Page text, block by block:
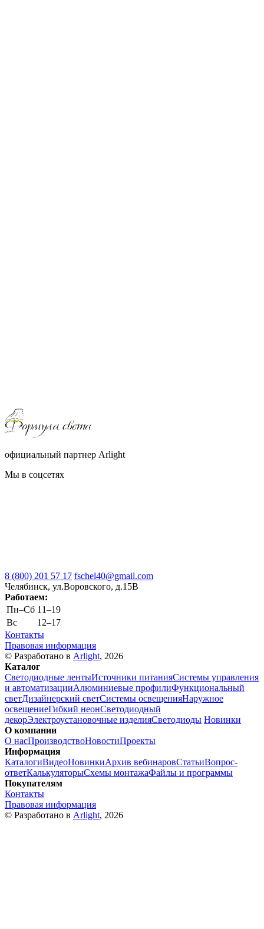
официальный партнер Arlight
Мы в соцсетях
8 (800) 201 57 17 fschel40@gmail.com
Челябинск, ул.Воровского, д.15В
Работаем:
Пн–Cб 11–19
Вс
12–17
Контакты
Правовая информация
© Разработано в Arlight, 2026
Каталог
Светодиодные лентыИсточники питанияСистемы управления
и автоматизацииАлюминиевые профилиФункциональный
светДизайнерский светСистемы освещенияНаружное
освещениеГибкий неонСветодиодный
декорЭлектроустановочные изделияСветодиоды Новинки
О компании
О насПроизводствоНовостиПроекты
Информация
КаталогиВидеоНовинкиАрхив вебинаровСтатьиВопрос-
ответКалькуляторыСхемы монтажаФайлы и программы
Покупателям
Контакты
Правовая информация
© Разработано в Arlight, 2026